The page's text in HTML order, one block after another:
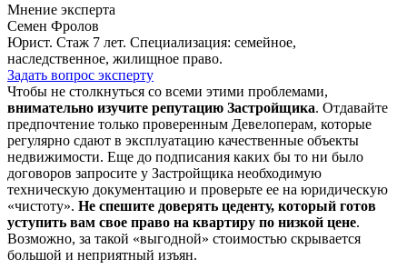
Мнение эксперта
Семен Фролов
Юрист. Стаж 7 лет. Специализация: семейное,
наследственное, жилищное право.
Задать вопрос эксперту
Чтобы не столкнуться со всеми этими проблемами,
внимательно изучите репутацию Застройщика. Отдавайте
предпочтение только проверенным Девелоперам, которые
регулярно сдают в эксплуатацию качественные объекты
недвижимости. Еще до подписания каких бы то ни было
договоров запросите у Застройщика необходимую
техническую документацию и проверьте ее на юридическую
«чистоту». Не спешите доверять цеденту, который готов
уступить вам свое право на квартиру по низкой цене.
Возможно, за такой «выгодной» стоимостью скрывается
большой и неприятный изъян.